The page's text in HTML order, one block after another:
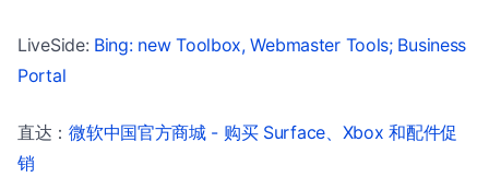
LiveSide: Bing: new Toolbox, Webmaster Tools; Business
Portal
直达：微软中国官方商城 - 购买 Surface、Xbox 和配件促
销